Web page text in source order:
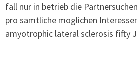
fall nur in betrieb die
pro samtliche moglichen
amyotrophic lateral sclerosis fifty